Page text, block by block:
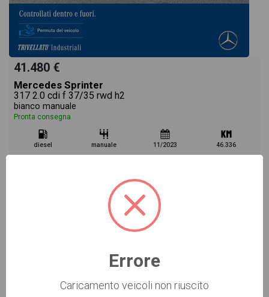
41.480 €
Mercedes Sprinter
317 2.0 cdi f 37/35 rwd h2
bianco manuale
Pronta consegna
diesel manuale 11/2023 46.336
Vai alla scheda >>
Errore
Caricamento veicoli non riuscito